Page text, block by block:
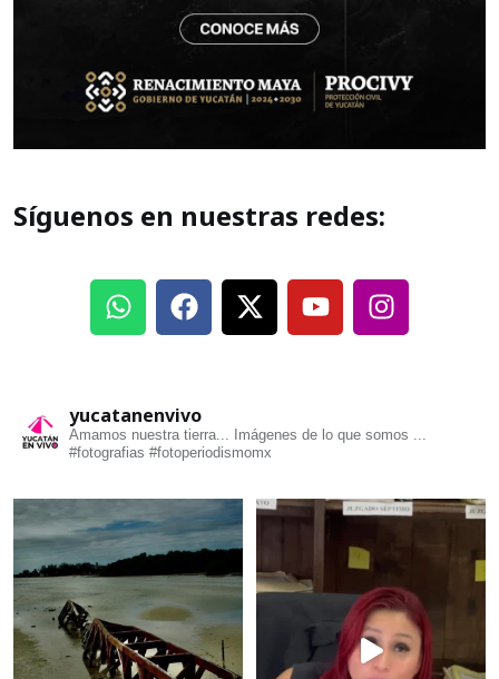
Síguenos en nuestras redes:
yucatanenvivo
Amamos nuestra tierra... Imágenes de lo que somos ...
#fotografias #fotoperiodismomx